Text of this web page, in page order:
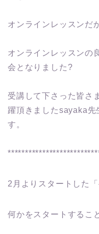
オンラインレッスンだ
オンラインレッスンの
会となりました?
受講して下さった皆さ
躍頂きましたsayaka先
す。
2月よりスタートした
何かをスタートするこ